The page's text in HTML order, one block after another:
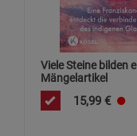
Viele Steine bilden
Mängelartikel
15,99 €